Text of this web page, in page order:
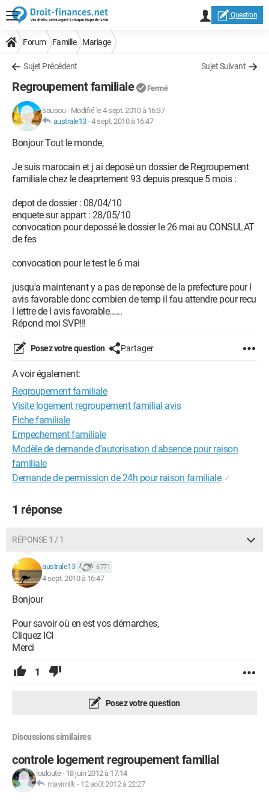
Question
Forum Famille Mariage
Sujet Précédent Sujet Suivant
Regroupement familiale Fermé
sousou- Modifié le 4 sept. 2010 à 16:37
australe13-4 sept. 2010 à 16:47
Bonjour Tout le monde,
Je suis marocain et j ai deposé un dossier de Regroupement
familiale chez le deaprtement 93 depuis presque 5 mois :
depot de dossier : 08/04/10
enquete sur appart : 28/05/10
convocation pour depossé le dossier le 26 mai au CONSULAT
de fes
convocation pour le test le 6 mai
jusqu'a maintenant y a pas de reponse de la prefecture pour l
avis favorable donc combien de temp il fau attendre pour recu
l lettre de l avis favorable......
Répond moi SVP!!!
Posez votre question Partager
A voir également:
Regroupement familiale
Visite logement regroupement familial avis
Fiche familiale
Empechement familiale
Modèle de demande d'autorisation d'absence pour raison
familiale
Demande de permission de 24h pour raison familiale ✓
1 réponse
RÉPONSE 1 / 1
australe13 6 771
4 sept. 2010 à 16:47
Bonjour
Pour savoir où en est vos démarches,
Cliquez ICI
Merci
1
Posez votre question
Discussions similaires
controle logement regroupement familial
louloute- 18 juin 2012 à 17:14
mayimilk - 12 août 2012 à 22:27